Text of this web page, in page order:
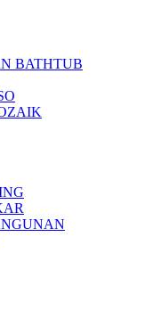
BATHTUB